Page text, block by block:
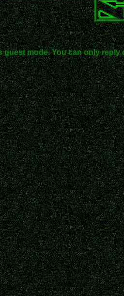
guest mode. You can only